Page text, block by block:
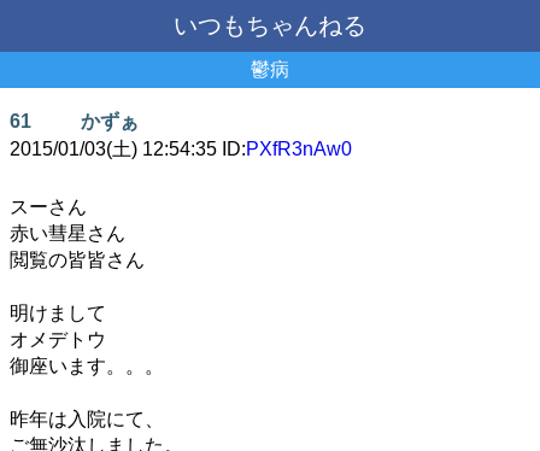
いつもちゃんねる
鬱病
61
かずぁ
2015/01/03(土) 12:54:35 ID:PXfR3nAw0
スーさん
赤い彗星さん
閲覧の皆皆さん
明けまして
オメデトウ
御座います。。。
昨年は入院にて、
ご無沙汰しました。